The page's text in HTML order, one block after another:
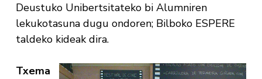
Deustuko Unibertsitateko bi Alumniren
lekukotasuna dugu ondoren; Bilboko ESPERE
taldeko kideak dira.
Txema